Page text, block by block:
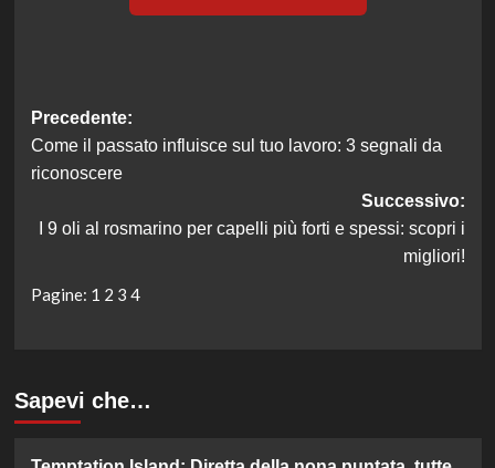
Navigazione
articolo
Precedente:
Come il passato influisce sul tuo lavoro: 3 segnali da
riconoscere
Successivo:
I 9 oli al rosmarino per capelli più forti e spessi: scopri i
migliori!
Pagine: 1 2 3 4
Sapevi che…